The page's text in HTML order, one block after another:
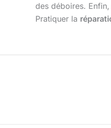
des déboires.
Pratiquer la